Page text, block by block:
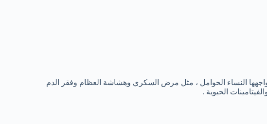
النساء الحوامل ، مثل مرض السكري وهشاشة العظام وفقر الدم
الحيوية .